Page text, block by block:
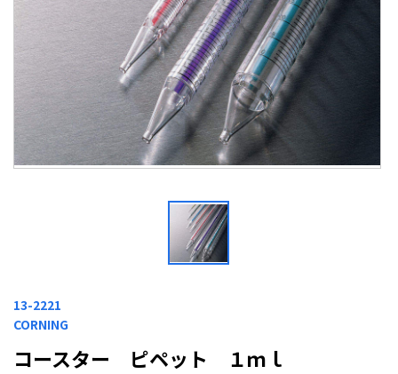
13-2221
CORNING
コースター ピペット １ｍｌ